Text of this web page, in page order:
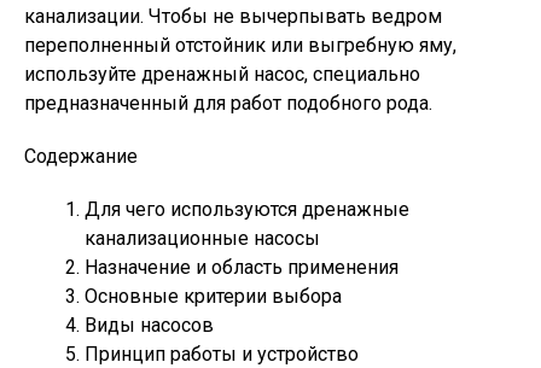
канализации. Чтобы не вычерпывать ведром
переполненный отстойник или выгребную яму,
используйте дренажный насос, специально
предназначенный для работ подобного рода.
Содержание
Для чего используются дренажные
канализационные насосы
Назначение и область применения
Основные критерии выбора
Виды насосов
Принцип работы и устройство